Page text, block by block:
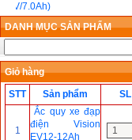
12V/7.0Ah)
DANH MỤC SẢN PHẨM
Giỏ hàng
STT
Sản phẩm SL
1
Ắc quy xe đạp
điện Vision
EV12-12Ah